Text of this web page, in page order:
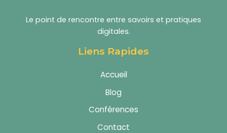
Le point de rencontre entre savoirs et pratiques
digitales.
Liens Rapides
Accueil
Blog
Conférences
Contact